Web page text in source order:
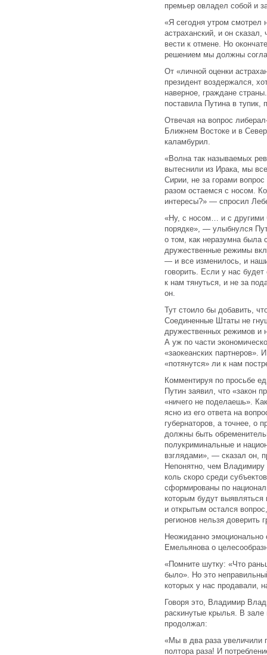
премьер овладел собой и
«Я сегодня утром смотрел
астраханский, и он
вести к отмене. Но
решением мы должны
От «личной оценки
президент воздержался,
наверное, граждане
поставила Путина в тупик,
Отвечая на вопрос
Ближнем Востоке и в
каламбурил.
«Волна так называемых
вытеснили из Ирака, мы
Сирии, не за горами
разом остаемся с носом.
интересы?» — спросил
«Ну, с носом… и с
порядке», — улыбнулся
о том, как неразумна была
дружественные режимы
— и все изменилось, и
говорить. Если у нас
к нам тянуться, и не за
он.
Тут стоило бы добавить,
Соединенные Штаты не
дружественных режимов и
А уж по части
«заокеанских партнеров».
«потянутся» ли к нам
Комментируя по просьбе
Путин заявил, что «закон
«ничего не поделаешь».
ясно из его ответа на
губернаторов, а точнее, о
должны быть
полукриминальные и
взглядами», — сказал он,
Непонятно, чем
коль скоро среди
сформированы по
которым будут выявляться
и открытым остался
регионов нельзя доверить
Неожиданно эмоционально
Емельянова о
«Помните шутку: «Что
было». Но это
которых у нас продавали,
Говоря это, Владимир
раскинутые крылья. В
продолжал:
«Мы в два раза увеличили
полтора раза! И